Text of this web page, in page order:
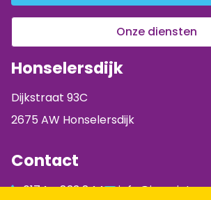
Onze diensten
Honselersdijk
Dijkstraat 93C
2675 AW Honselersdijk
Contact
0174 - 833 844